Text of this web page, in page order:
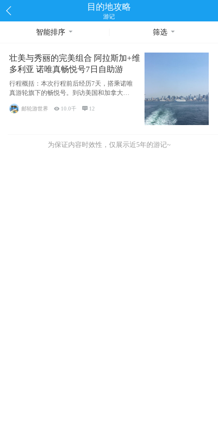
目的地攻略
游记
智能排序 筛选
壮美与秀丽的完美组合 阿拉斯加+维
多利亚 诺唯真畅悦号7日自助游
行程概括：本次行程前后经历7天，搭乘诺唯
真游轮旗下的畅悦号。到访美国和加拿大的4
个州/省：美国华盛顿州
邮轮游世界  10.0千  12
为保证内容时效性，仅展示近5年的游记~